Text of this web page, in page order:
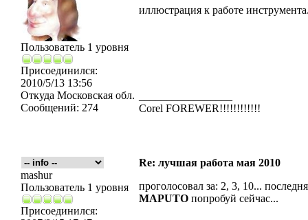
Пользователь 1 уровня
Присоединился:
2010/5/13 13:56
Откуда Московская обл.
Сообщений: 274
иллюстрация к работе
Corel FOREWER!!!!!!!!!!!!
Re: лучшая работа мая 2010
mashur
Пользователь 1 уровня
Присоединился:
проголосовал за: 2, 3, 10...
MAPUTO попробуй сейчас...